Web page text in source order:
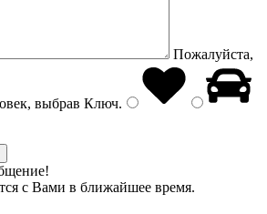
Пожалуйста,
выбрав Ключ.
с Вами в ближайшее время.